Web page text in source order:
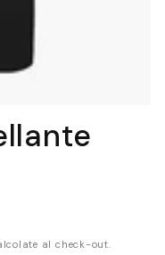
al check-out.